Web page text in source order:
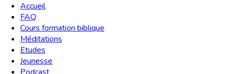
Accueil
FAQ
Cours formation biblique
Méditations
Etudes
Jeunesse